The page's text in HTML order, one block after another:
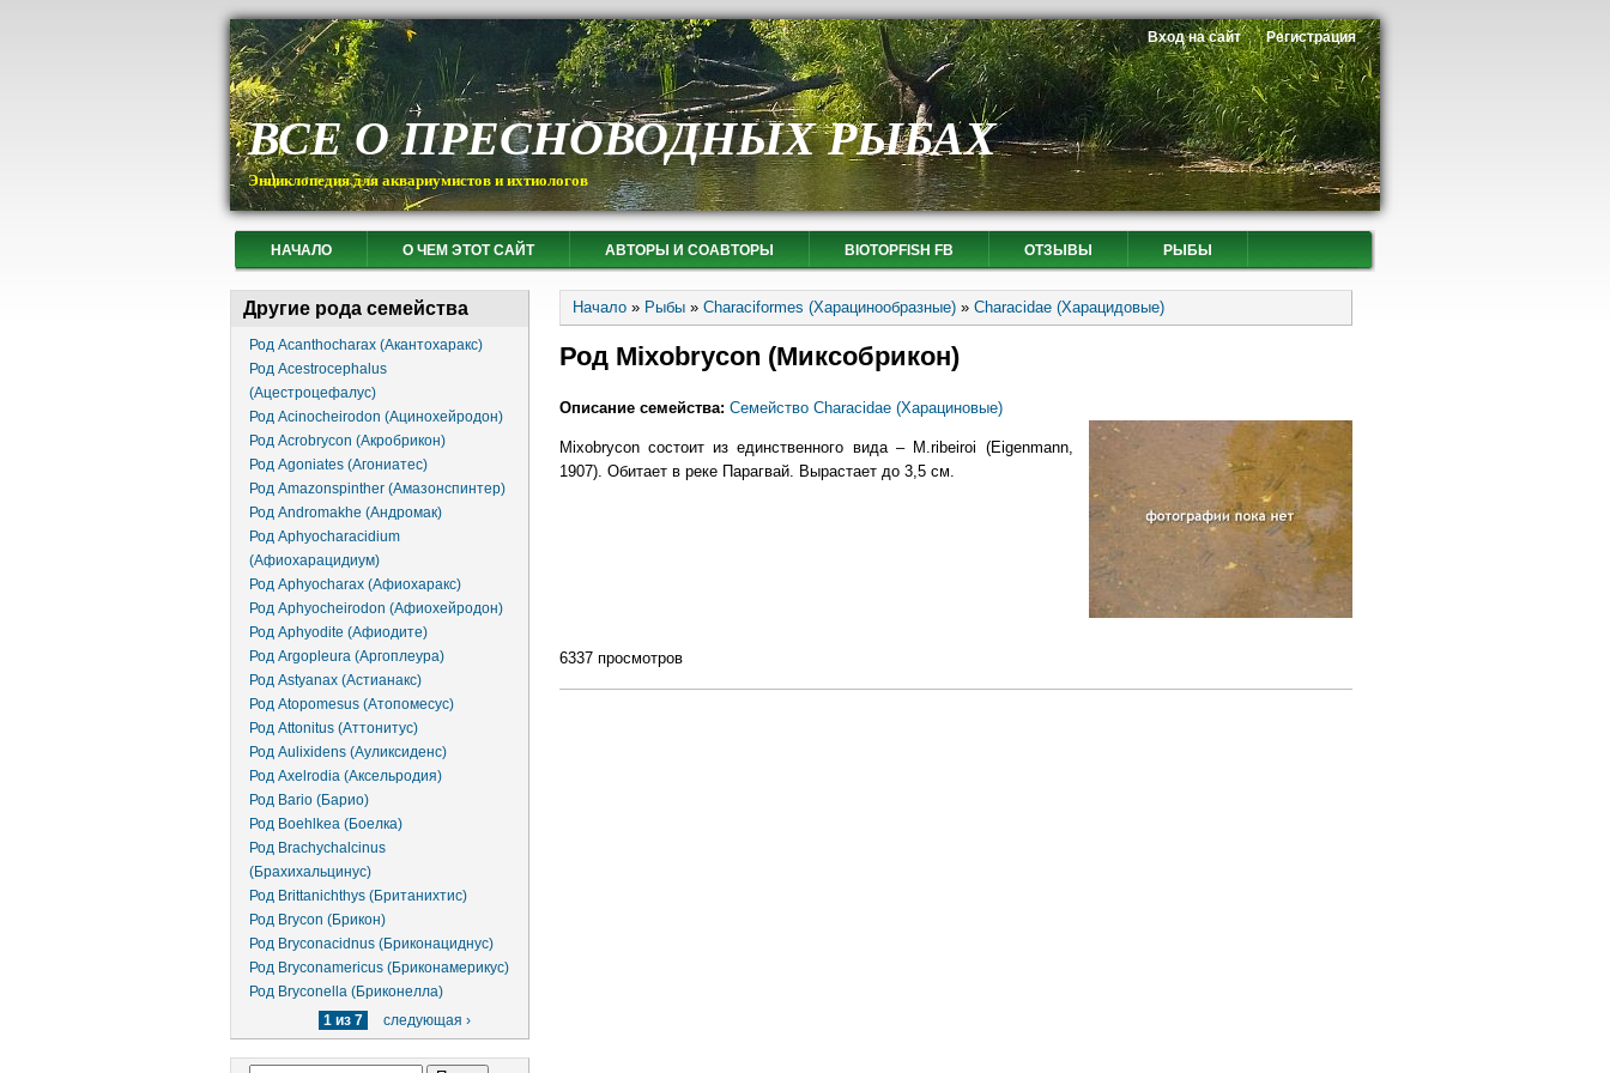
ВСЕ О ПРЕСНОВОДНЫХ РЫБАХ
Энциклопедия для аквариумистов и ихтиологов
Вход на сайт Регистрация
НАЧАЛО О ЧЕМ ЭТОТ САЙТ АВТОРЫ И СОАВТОРЫ BIOTOPFISH FB ОТЗЫВЫ РЫБЫ
Другие рода семейства
Род Acanthocharax (Акантохаракс)
Род Acestrocephalus
(Ацестроцефалус)
Род Acinocheirodon (Ацинохейродон)
Род Acrobrycon (Акробрикон)
Род Agoniates (Агониатес)
Род Amazonspinther (Амазонспинтер)
Род Andromakhe (Андромак)
Род Aphyocharacidium
(Афиохарацидиум)
Род Aphyocharax (Афиохаракс)
Род Aphyocheirodon (Афиохейродон)
Род Aphyodite (Афиодите)
Род Argopleura (Аргоплеура)
Род Astyanax (Астианакс)
Род Atopomesus (Атопомесус)
Род Attonitus (Аттонитус)
Род Aulixidens (Ауликсиденс)
Род Axelrodia (Аксельродия)
Род Bario (Барио)
Род Boehlkea (Боелка)
Род Brachychalcinus
(Брахихальцинус)
Род Brittanichthys (Британихтис)
Род Brycon (Брикон)
Род Bryconacidnus (Бриконациднус)
Род Bryconamericus (Бриконамерикус)
Род Bryconella (Бриконелла)
1 из 7
следующая ›
Вы здесь
Начало » Рыбы » Characiformes (Харацинообразные) » Characidae (Харацидовые)
Род Mixobrycon (Миксобрикон)
Описание семейства: Семейство Characidae (Харациновые)
Mixobrycon состоит из единственного вида – M.ribeiroi (Eigenmann,
1907). Обитает в реке Парагвай. Вырастает до 3,5 см.
6337 просмотров